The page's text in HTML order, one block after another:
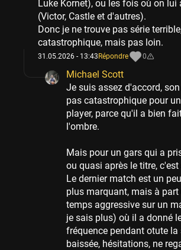
Luke Kornet), ou les fois où on lui
(Victor, Castle et d'autres).
Donc je ne trouve pas série
catastrophique, mais pas loin.
31.05.2026 - 13:43Répondre 0
Michael Scott
Je suis assez d'accord,
pas catastrophique pour
player, parce qu'il a bien
l'ombre.
Mais pour un gars qui a
ou quasi après le titre,
Le dernier match est un
plus marquant, mais à part
temps aggressive sur un
je sais plus) où il a donné
fréquence pendant otute la
baissée, hésitations, ne